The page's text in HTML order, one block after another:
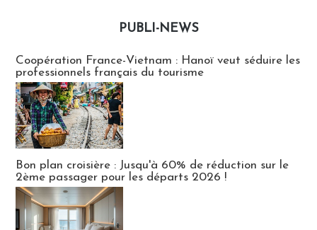
PUBLI-NEWS
Coopération France-Vietnam : Hanoï veut séduire les
professionnels français du tourisme
Bon plan croisière : Jusqu'à 60% de réduction sur le
2ème passager pour les départs 2026 !